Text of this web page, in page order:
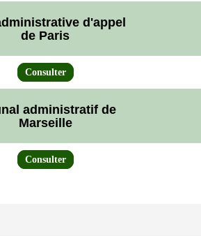
d'appel
de Paris
Consulter
administratif de
Marseille
Consulter